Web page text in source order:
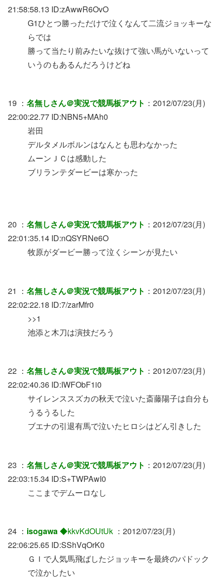
21:58:58.13 ID:zAwwR6OvO
G1ひとつ勝っただけで泣くなんて二流ジョッキーな
らでは
勝って当たり前みたいな抜けて強い馬がいないって
いうのもあるんだろうけどね
19 ： 名無しさん＠実況で競馬板アウト ：2012/07/23(月)
22:00:22.77 ID:NBN5+MAh0
岩田
デルタメルボルンはなんとも思わなかった
ムーンＪＣは感動した
ブリランテダービーは寒かった
20 ： 名無しさん＠実況で競馬板アウト ：2012/07/23(月)
22:01:35.14 ID:nQSYRNe6O
牧原がダービー勝って泣くシーンが見たい
21 ： 名無しさん＠実況で競馬板アウト ：2012/07/23(月)
22:02:22.18 ID:7/zarMfr0
>>1
池添と木刀は演技だろう
22 ： 名無しさん＠実況で競馬板アウト ：2012/07/23(月)
22:02:40.36 ID:IWFObF1i0
サイレンススズカの秋天で泣いた斎藤陽子は自分も
うるうるした
ブエナの引退有馬で泣いたヒロシはどん引きした
23 ： 名無しさん＠実況で競馬板アウト ：2012/07/23(月)
22:03:15.34 ID:S+TWPAwI0
ここまでデムーロなし
24 ： isogawa◆kkvKdOUtUk ：2012/07/23(月)
22:06:25.65 ID:SShVqOrK0
ＧＩで人気馬飛ばしたジョッキーを最終のパドック
で泣かしたい